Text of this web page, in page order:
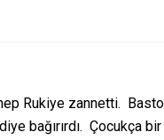
Rukiye zannetti.
bağırırdı. Çocukça